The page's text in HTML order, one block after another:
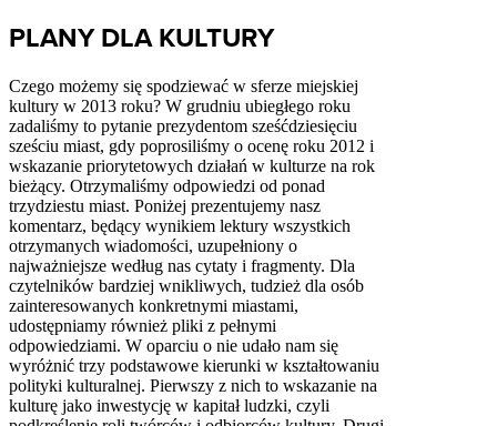
PLANY DLA KULTURY
Czego możemy się spodziewać w sferze miejskiej
kultury w 2013 roku? W grudniu ubiegłego roku
zadaliśmy to pytanie prezydentom sześćdziesięciu
sześciu miast, gdy poprosiliśmy o ocenę roku 2012 i
wskazanie priorytetowych działań w kulturze na rok
bieżący. Otrzymaliśmy odpowiedzi od ponad
trzydziestu miast. Poniżej prezentujemy nasz
komentarz, będący wynikiem lektury wszystkich
otrzymanych wiadomości, uzupełniony o
najważniejsze według nas cytaty i fragmenty. Dla
czytelników bardziej wnikliwych, tudzież dla osób
zainteresowanych konkretnymi miastami,
udostępniamy również pliki z pełnymi
odpowiedziami. W oparciu o nie udało nam się
wyróżnić trzy podstawowe kierunki w kształtowaniu
polityki kulturalnej. Pierwszy z nich to wskazanie na
kulturę jako inwestycję w kapitał ludzki, czyli